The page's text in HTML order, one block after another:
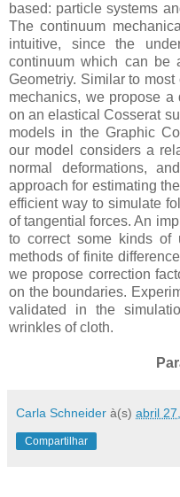
based: particle systems
The continuum
intuitive, since the
continuum which can be
Geometriy. Similar to
mechanics, we propose a
on an elastical Cosserat
models in the Graphic
our model considers a
normal deformations,
approach for estimating
efficient way to simulate
of tangential forces. An
to correct some kinds of
methods of finite
we propose correction
on the boundaries.
validated in the
wrinkles of cloth.
Carla Schneider à(s) abril
Compartilhar